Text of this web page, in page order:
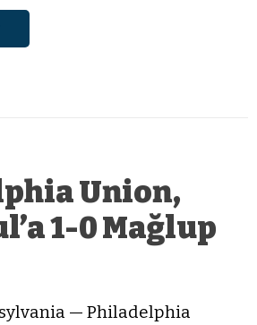
Union,
1-0 Mağlup
— Philadelphia